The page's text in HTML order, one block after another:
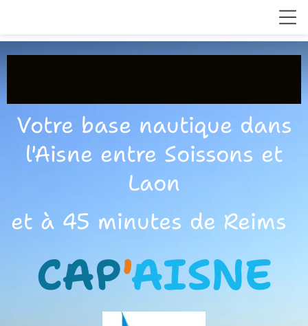
Votre base nautique dans
l'Aisne entre Soissons et
Laon
et à 45 minutes de Reims
CAP'AISNE